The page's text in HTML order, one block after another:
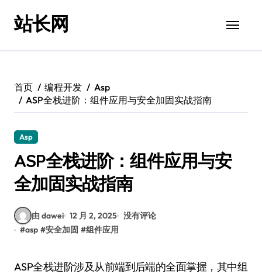
站长网
首页 编程开发
Asp
ASP全栈进阶：组件应用与安全加固实战指南
Asp
ASP全栈进阶：组件应用与安
全加固实战指南
由 dawei 12 月 2, 2025 没有评论
#asp #安全加固 #组件应用
ASP全栈进阶涉及从前端到后端的全面掌握，其中组